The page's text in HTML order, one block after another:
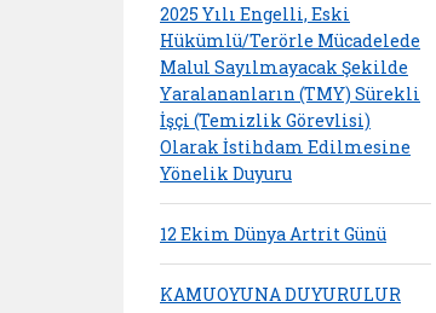
2025 Yılı Engelli, Eski
Hükümlü/Terörle Mücadelede
Malul Sayılmayacak Şekilde
Yaralananların (TMY) Sürekli
İşçi (Temizlik Görevlisi)
Olarak İstihdam Edilmesine
Yönelik Duyuru
12 Ekim Dünya Artrit Günü
KAMUOYUNA DUYURULUR